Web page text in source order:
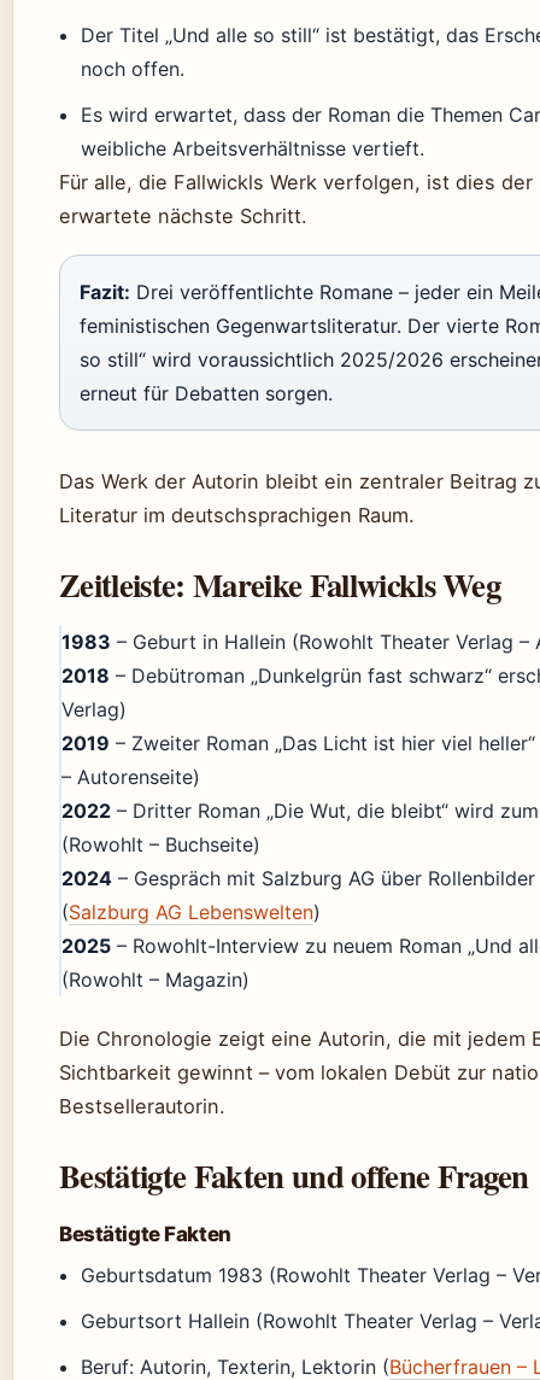
Der Titel „Und alle so still“ ist bestätigt, das
noch offen.
Es wird erwartet, dass der Roman die Themen
weibliche Arbeitsverhältnisse vertieft.
Für alle, die Fallwickls Werk verfolgen, ist dies der
erwartete nächste Schritt.
Fazit: Drei veröffentlichte Romane – jeder ein
feministischen Gegenwartsliteratur. Der vierte
so still“ wird voraussichtlich 2025/2026
erneut für Debatten sorgen.
Das Werk der Autorin bleibt ein zentraler Beitrag
Literatur im deutschsprachigen Raum.
Zeitleiste: Mareike Fallwickls Weg
1983 – Geburt in Hallein (Rowohlt Theater Verlag –
2018 – Debütroman „Dunkelgrün fast schwarz“
Verlag)
2019 – Zweiter Roman „Das Licht ist hier viel
– Autorenseite)
2022 – Dritter Roman „Die Wut, die bleibt“ wird
(Rowohlt – Buchseite)
2024 – Gespräch mit Salzburg AG über
(Salzburg AG Lebenswelten)
2025 – Rowohlt-Interview zu neuem Roman „Und
(Rowohlt – Magazin)
Die Chronologie zeigt eine Autorin, die mit jedem
Sichtbarkeit gewinnt – vom lokalen Debüt zur
Bestsellerautorin.
Bestätigte Fakten und offene Fragen
Bestätigte Fakten
Geburtsdatum 1983 (Rowohlt Theater Verlag –
Geburtsort Hallein (Rowohlt Theater Verlag –
Beruf: Autorin, Texterin, Lektorin (Bücherfrauen –